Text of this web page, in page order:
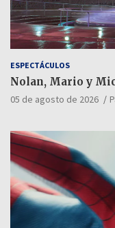
ESPECTÁCULOS
Nolan, Mario y
05 de agosto de 2026